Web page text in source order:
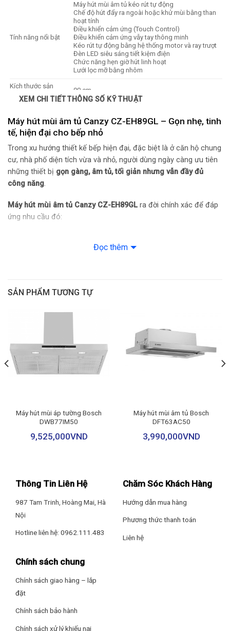
Tính năng nổi bật
Máy hút mùi âm tủ kéo rút tự động
Chế độ hút đẩy ra ngoài hoặc khử mùi bằng than
hoạt tính
Điều khiển cảm ứng (Touch Control)
Điều khiển cảm ứng vẫy tay thông minh
Kéo rút tự động bằng hệ thống motor và ray trượt
Đèn LED siêu sáng tiết kiệm điện
Chức năng hẹn giờ hút linh hoạt
Lưới lọc mỡ bằng nhôm
Kích thước sản
phẩm
90 cm
Năm ra mắt
Đang cập nhật
xuất xứ
Malaysia
Bảo hành
XEM CHI TIẾT THÔNG SỐ KỸ THUẬT
Máy hút mùi âm tủ Canzy CZ-EH89GL – Gọn nhẹ, tinh
tế, hiện đại cho bếp nhỏ
Trong xu hướng thiết kế bếp hiện đại, đặc biệt là ở căn hộ chung
cư, nhà phố diện tích vừa và nhỏ, người dùng ngày càng ưu tiên
những thiết bị gọn gàng, âm tủ, tối giản nhưng vẫn đầy đủ
công năng.
Máy hút mùi âm tủ Canzy CZ-EH89GL ra đời chính xác để đáp
ứng nhu cầu đó:
bếp chỉn chu, sạch mùi, nhưng vẫn giữ được sự liền mạch và
Thiết kế âm tủ kéo rút – Tối ưu không gian, tăng tính
thẩm mỹ
Điểm gây ấn tượng đầu tiên của
Âm tủ gọn gàng, giấu thân máy hoàn toàn:
Thân máy được lắp ẩn bên trong khoang tủ, chỉ để lộ phần
mặt kéo mỏng ở phía dưới. Khi không dùng, máy gần như
“biến mất”, giữ cho không gian bếp
phẳng, thoáng, tối giản
trợ đẩy phần hút ra ngoài, máy tự kích hoạt chế độ làm việc.
Khi đóng lại, thiết bị tắt và trở về trạng thái gọn gàng, không
chiếm không gian.
Cơ chế này không chỉ tiện lợi mà còn tạo cảm giáccao cấp,
hiện đạimỗi lần sử dụng.
Vỏ thép cán sơn đen cao cấp:
Chống bám bẩn tốt, dễ lau chùi.
Đọc thêm
SẢN PHẨM TƯƠNG TỰ
Máy hút mùi áp tường Bosch
DWB77IM50
9,525,000VND
Máy hút mùi âm tủ Bosch
DFT63AC50
3,990,000VND
Thông Tin Liên Hệ
987 Tam Trinh, Hoàng Mai, Hà
Nội
Hotline liên hệ: 0962.111.483
Chăm Sóc Khách Hàng
Hướng dẫn mua hàng
Phương thức thanh toán
Liên hệ
Chính sách chung
Chính sách giao hàng – lắp
đặt
Chính sách bảo hành
Chính sách xử lý khiếu nại